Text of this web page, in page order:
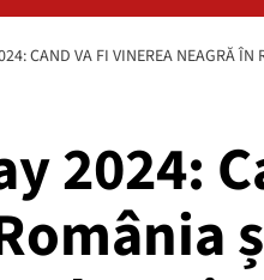
CAND VA FI VINEREA NEAGRĂ ÎN
2024: